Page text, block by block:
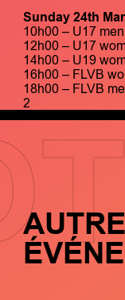
Sunday 24th
10h00 – U17
12h00 – U17
14h00 – U19
16h00 – FLVB
18h00 – FLVB
2